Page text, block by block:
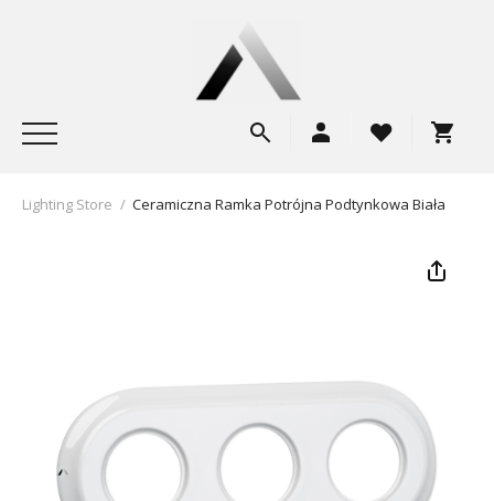
Lighting Store / Ceramiczna Ramka Potrójna Podtynkowa Biała